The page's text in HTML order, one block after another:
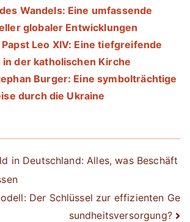
Wandels: Eine umfassende
globaler Entwicklungen
Leo XIV: Eine tiefgreifende
der katholischen Kirche
Burger: Eine symbolträchtige
durch die Ukraine
in Deutschland: Alles, was Beschäft
Der Schlüssel zur effizienten Ge
sundheitsversorgung?